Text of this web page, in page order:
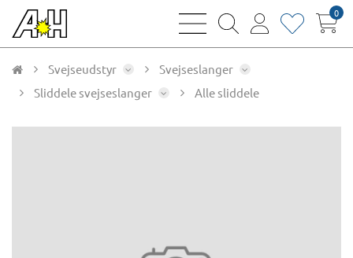
bars
magnifying
user
heart0
Svejseudstyr
Svejseslanger
Sliddele svejseslanger
Alle sliddele